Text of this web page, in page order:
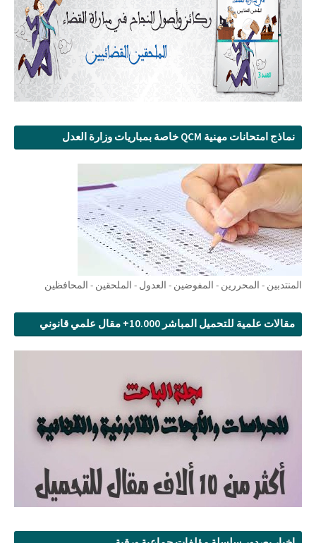
نماذج امتحانات مهنية QCM خاصة بمباريات وزارة العدل
المنتدبين - المحررين - المفوضين - العدول - الملحقين - المحافظين
مقالات علمية للتحميل المباشر 10.000+ مقال علمي قانوني